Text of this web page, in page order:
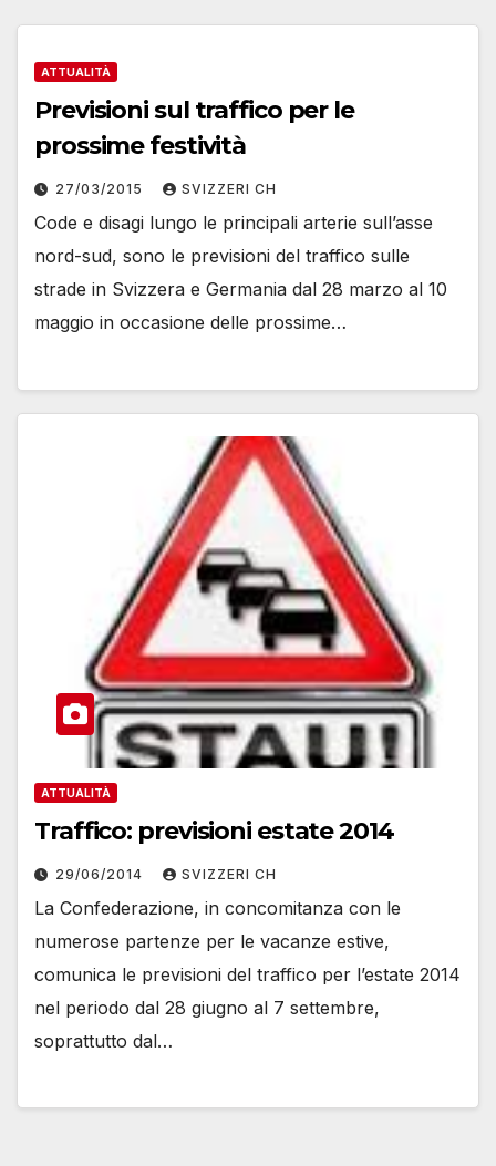
ATTUALITÀ
Previsioni sul traffico per le
prossime festività
27/03/2015 SVIZZERI CH
Code e disagi lungo le principali arterie sull’asse
nord-sud, sono le previsioni del traffico sulle
strade in Svizzera e Germania dal 28 marzo al 10
maggio in occasione delle prossime…
ATTUALITÀ
Traffico: previsioni estate 2014
29/06/2014 SVIZZERI CH
La Confederazione, in concomitanza con le
numerose partenze per le vacanze estive,
comunica le previsioni del traffico per l’estate 2014
nel periodo dal 28 giugno al 7 settembre,
soprattutto dal…